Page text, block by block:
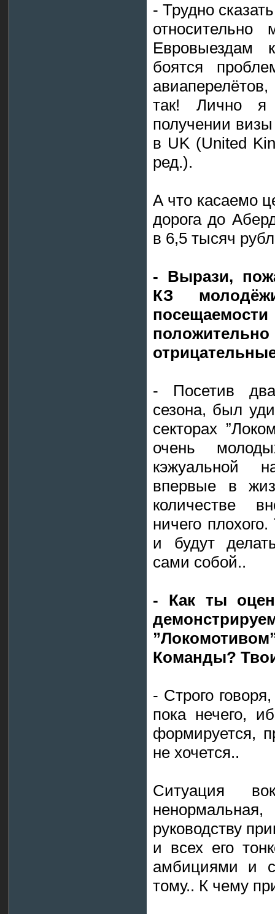
- Трудно
Евровыездам
боятся
так! Лично я
получении
в UK (United
ред.).
А что касаемо
дорога до
в 6,5 тысяч
- Вырази,
КЗ
- Посетив
сезона, был
секторах
очень
кэжуальной
впервые в
количестве
ничего
и будут
сами собой..
- Как ты
Команды?
- Строго
пока нечего,
формируется,
не хочется..
Ситуация
руководству
и всех его
амбициями и
тому.. К чему